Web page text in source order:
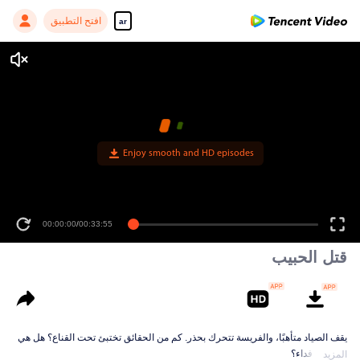
ar افتح التطبيق
00:00:00/00:33:55
قتل الحبيب
يقف الصياد متأهبًا، والفريسة تتحرك بحذر. كم من الحقائق تختبئ تحت القناع؟ هل هي
انتقام أم فداء؟
المزيد